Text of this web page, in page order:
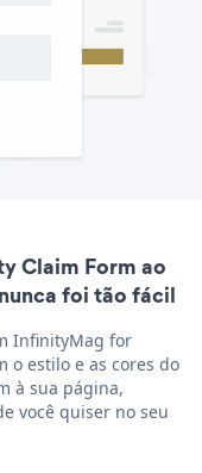
Claim Form ao
foi tão fácil
InfinityMag for
o estilo e as cores do
à sua página,
você quiser no seu